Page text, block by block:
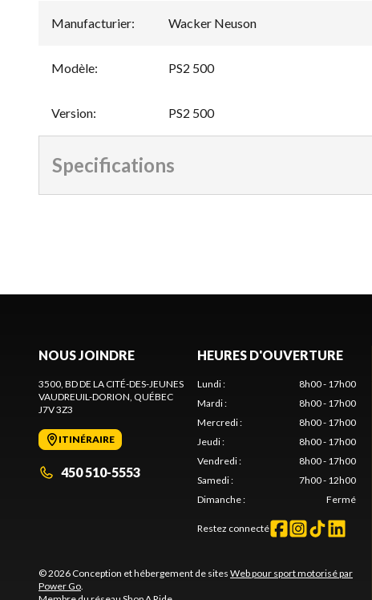
Manufacturier: Wacker Neuson
Modèle: PS2 500
Version: PS2 500
Specifications
NOUS JOINDRE
3500, BD DE LA CITÉ-DES-JEUNES
VAUDREUIL-DORION, QUÉBEC
J7V 3Z3
ITINÉRAIRE
450 510-5553
HEURES D'OUVERTURE
Lundi:
8h00 - 17h00
Mardi:
8h00 - 17h00
Mercredi:
8h00 - 17h00
Jeudi:
8h00 - 17h00
Vendredi:
8h00 - 17h00
Samedi:
7h00 - 12h00
Dimanche: Fermé
Restez connecté
© 2026 Conception et hébergement de sites Web pour sport motorisé par
Power Go.